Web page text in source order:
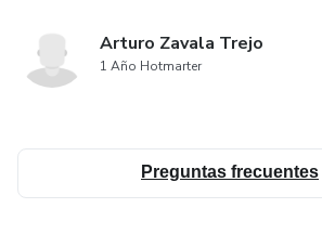
Arturo Zavala Trejo
1 Año Hotmarter
Preguntas frecuentes